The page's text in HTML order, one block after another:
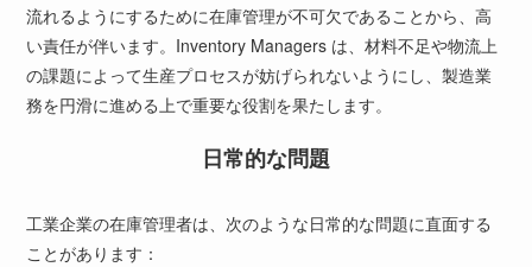
流れるようにするために在庫管理が不可欠であることから、高
い責任が伴います。Inventory Managers は、材料不足や物流上
の課題によって生産プロセスが妨げられないようにし、製造業
務を円滑に進める上で重要な役割を果たします。
日常的な問題
工業企業の在庫管理者は、次のような日常的な問題に直面する
ことがあります：